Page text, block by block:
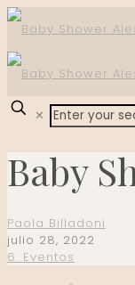
✕
Baby
Paola Billadoni
julio 28, 2022
6. Eventos